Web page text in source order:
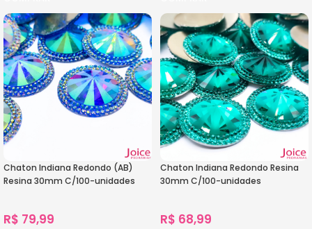
Chaton Indiana Redondo (AB)
Resina 30mm C/100-unidades
R$ 79,99
Chaton Indiana Redondo Resina
30mm C/100-unidades
R$ 68,99